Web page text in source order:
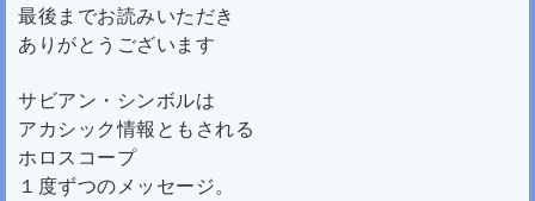
最後までお読みいただき
ありがとうございます
サビアン・シンボルは
アカシック情報ともされる
ホロスコープ
１度ずつのメッセージ。